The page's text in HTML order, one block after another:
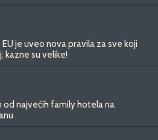
je uveo nova pravila za sve koji
kazne su velike!
najvećih family hotela na